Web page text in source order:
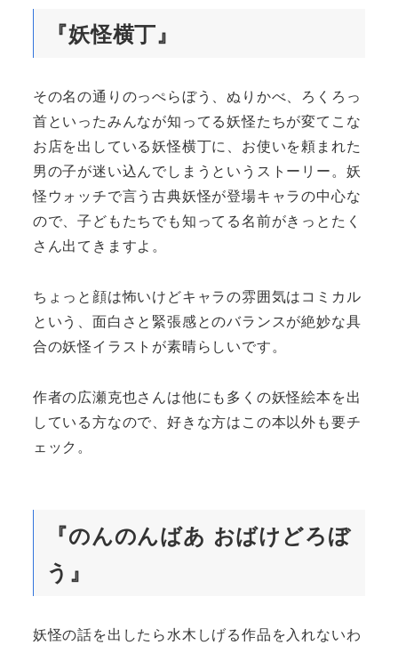
『妖怪横丁』
その名の通りのっぺらぼう、ぬりかべ、ろくろっ
首といったみんなが知ってる妖怪たちが変てこな
お店を出している妖怪横丁に、お使いを頼まれた
男の子が迷い込んでしまうというストーリー。妖
怪ウォッチで言う古典妖怪が登場キャラの中心な
ので、子どもたちでも知ってる名前がきっとたく
さん出てきますよ。
ちょっと顔は怖いけどキャラの雰囲気はコミカル
という、面白さと緊張感とのバランスが絶妙な具
合の妖怪イラストが素晴らしいです。
作者の広瀬克也さんは他にも多くの妖怪絵本を出
している方なので、好きな方はこの本以外も要チ
ェック。
『のんのんばあ おばけどろぼ
う』
妖怪の話を出したら水木しげる作品を入れないわ